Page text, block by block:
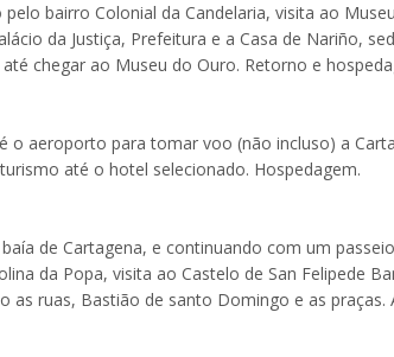
bairro Colonial da Candelaria, visita ao
da Justiça, Prefeitura e a Casa de Nariño,
chegar ao Museu do Ouro. Retorno e
o aeroporto para tomar voo (não incluso) a
até o hotel selecionado. Hospedagem.
de Cartagena, e continuando com um
da Popa, visita ao Castelo de San Felipede
as ruas, Bastião de santo Domingo e as